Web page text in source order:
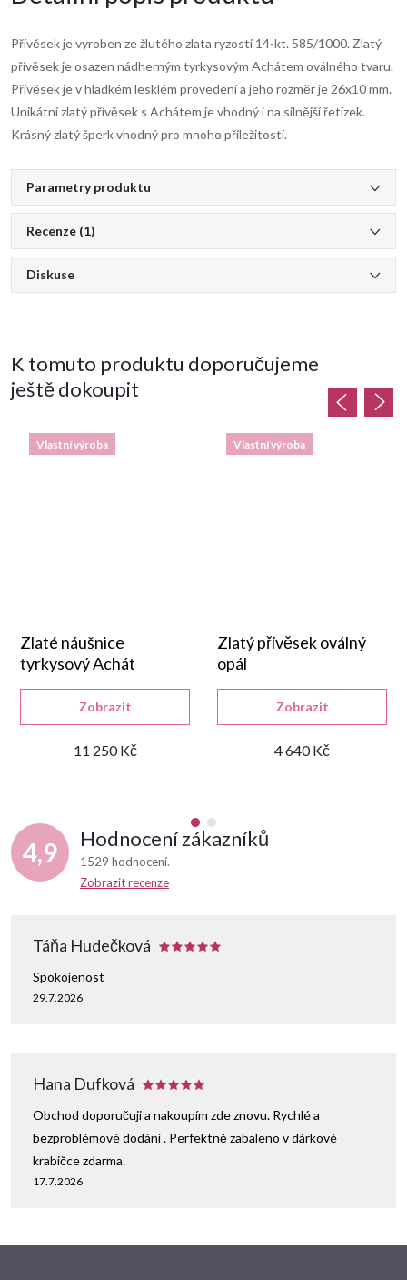
Přívěsek je vyroben ze žlutého zlata ryzosti 14-kt. 585/1000. Zlatý
přívěsek je osazen nádherným tyrkysovým Achátem oválného tvaru.
Přívěsek je v hladkém lesklém provedení a jeho rozměr je 26x10 mm.
Unikátní zlatý přívěsek s Achátem je vhodný i na silnější řetízek.
Krásný zlatý šperk vhodný pro mnoho příležitostí.
Parametry produktu
Recenze (1)
Diskuse
K tomuto produktu doporučujeme
ještě dokoupit
Vlastní výroba
Zlaté náušnice
tyrkysový Achát
11 250 Kč
Zobrazit
Vlastní výroba
Zlatý přívěsek oválný
opál
4 640 Kč
Zobrazit
4,9 Hodnocení zákazníků
1529 hodnocení
Zobrazit recenze
Táňa Hudečková
29.7.2026
Spokojenost
Hana Dufková
17.7.2026
Obchod doporučuji a nakoupím zde znovu. Rychlé a
bezproblémové dodání . Perfektně zabaleno v dárkové
krabičce zdarma.